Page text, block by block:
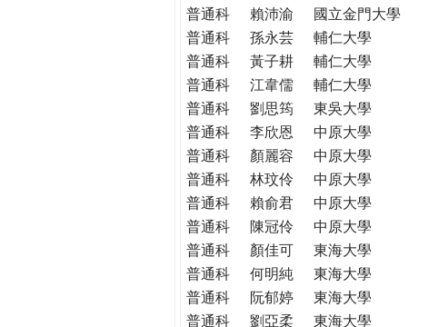
普通科
賴沛渝 國立金門大學
普通科
孫永芸 輔仁大學
普通科
黃子耕 輔仁大學
普通科
江韋儒 輔仁大學
普通科
劉思筠 東吳大學
普通科
李欣恩 中原大學
普通科
顏麗容 中原大學
普通科
林玟伶 中原大學
普通科
賴俞君 中原大學
普通科
陳冠伶 中原大學
普通科
顏佳可 東海大學
普通科
何明純 東海大學
普通科
阮郁婷 東海大學
普通科
劉亞柔 東海大學